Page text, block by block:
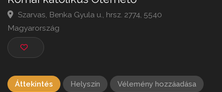
Római katolikus Ótemető
Szarvas, Benka Gyula u., hrsz. 2774, 5540
Magyarország
Áttekintés Helyszín Vélemény hozzáadása